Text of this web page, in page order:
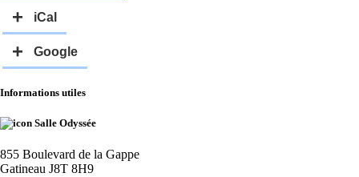
Informations utiles
Salle Odyssée
855 Boulevard de la Gappe
Gatineau J8T 8H9